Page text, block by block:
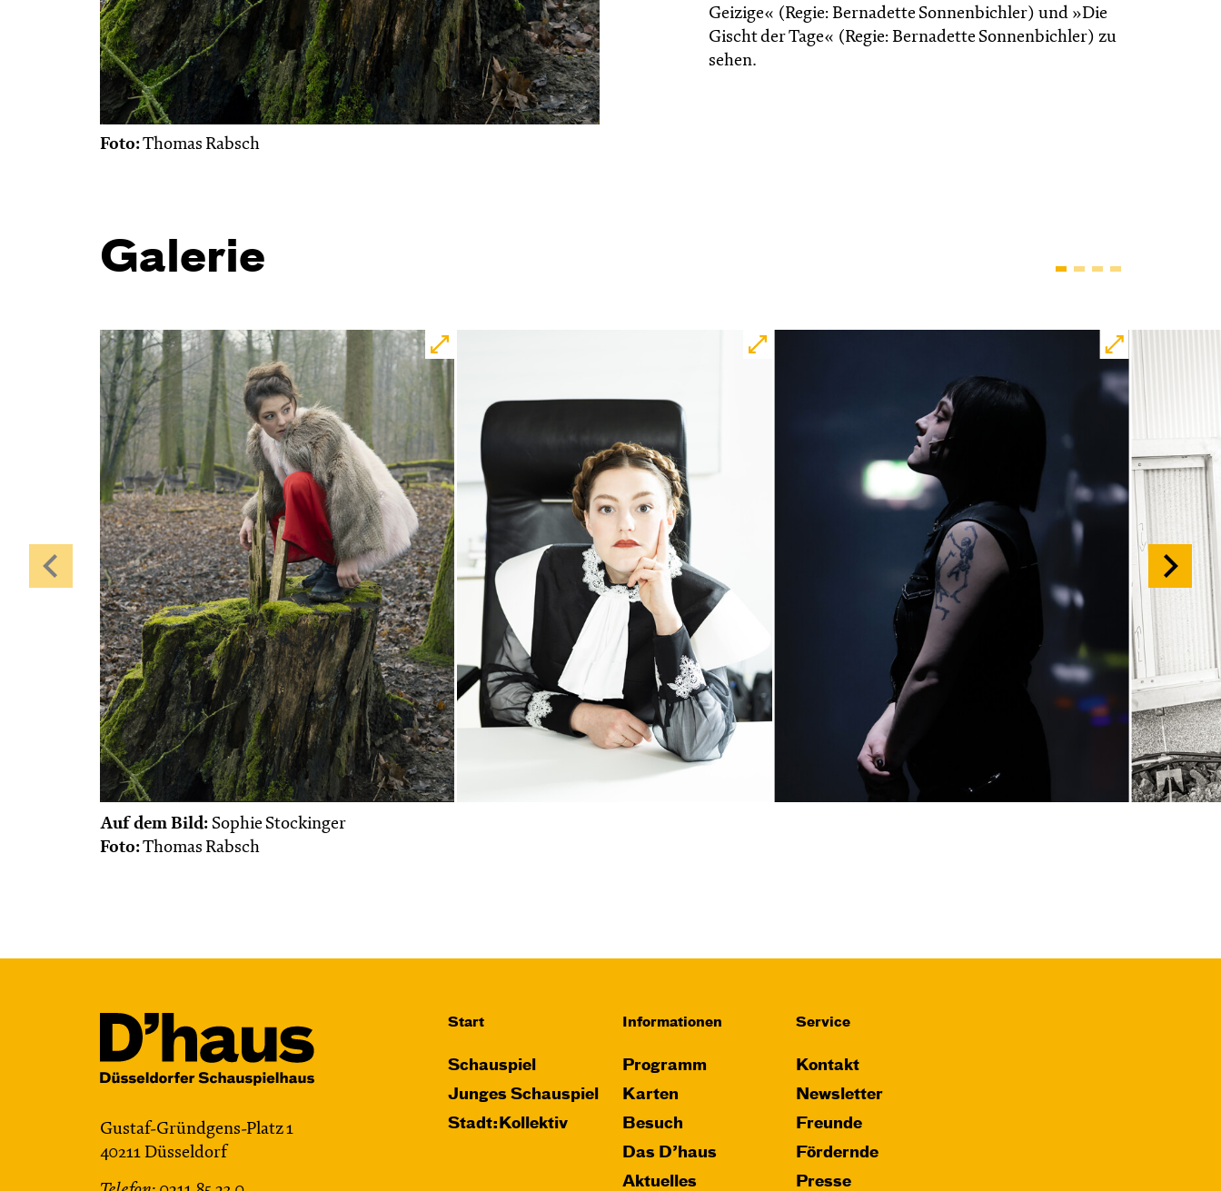
Foto:Thomas Rabsch
Geizige« (Regie: Bernadette Sonnenbichler) und »Die
Gischt der Tage« (Regie: Bernadette Sonnen­bichler) zu
sehen.
Galerie
Auf dem Bild: Sophie Stockinger
Foto:Thomas Rabsch
Gustaf-Gründgens-Platz 1
40211 Düsseldorf
Start
Schauspiel
Junges Schauspiel
Stadt:Kollektiv
Informationen
Programm
Karten
Besuch
Das D’haus
Aktuelles
Service
Kontakt
Newsletter
Freunde
Fördernde
Presse